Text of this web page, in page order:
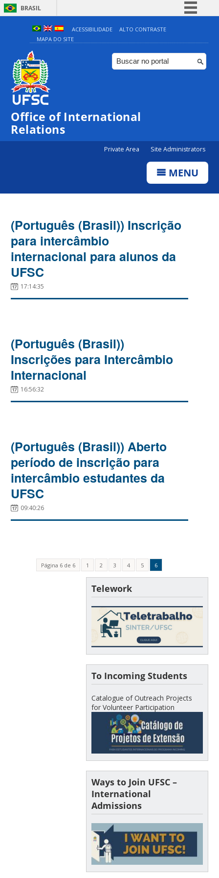
BRASIL
Simplifique!
Comunica BR
Participe
ACESSIBILIDADE
ALTO CONTRASTE
MAPA DO SITE
Office of International
Relations
Private Area Site Administrators
MENU
(Português (Brasil)) Inscrição
para intercâmbio
internacional para alunos da
UFSC
17:14:35
(Português (Brasil))
Inscrições para Intercâmbio
Internacional
16:56:32
(Português (Brasil)) Aberto
período de inscrição para
intercâmbio estudantes da
UFSC
09:40:26
Página 6 de 6 1 2 3 4 5 6
Telework
To Incoming Students
Catalogue of Outreach Projects
for Volunteer Participation
Ways to Join UFSC –
International
Admissions